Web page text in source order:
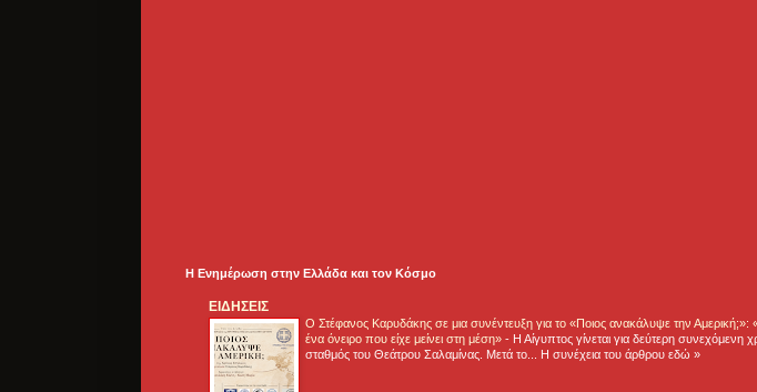
Η Ενημέρωση στην Ελλάδα και τoν Κόσμο
ΕΙΔΗΣΕΙΣ
Ο Στέφανος Καρυδάκης σε μια συνέντευξη για το «Ποιος ανακάλυψε την Αμερική;»:
ένα όνειρο που είχε μείνει στη μέση» - Η Αίγυπτος γίνεται για δεύτερη συνεχόμενη
σταθμός του Θεάτρου Σαλαμίνας. Μετά το... Η συνέχεια του άρθρου εδώ »